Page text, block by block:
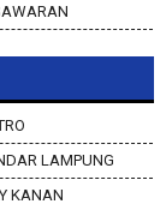
LAMPUNG
KANAN